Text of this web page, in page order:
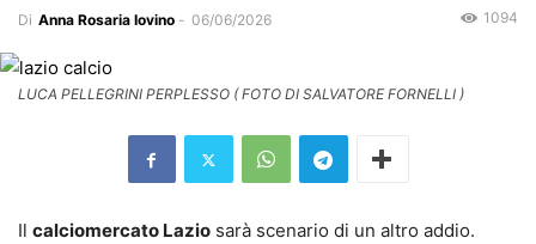
Di Anna Rosaria Iovino - 06/06/2026 1094
LUCA PELLEGRINI PERPLESSO ( FOTO DI SALVATORE FORNELLI )
Il calciomercato Lazio sarà scenario di un altro addio.